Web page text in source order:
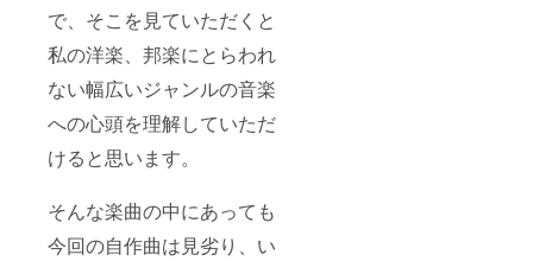
で、そこを見ていただくと
私の洋楽、邦楽にとらわれ
ない幅広いジャンルの音楽
への心頭を理解していただ
けると思います。
そんな楽曲の中にあっても
今回の自作曲は見劣り、い